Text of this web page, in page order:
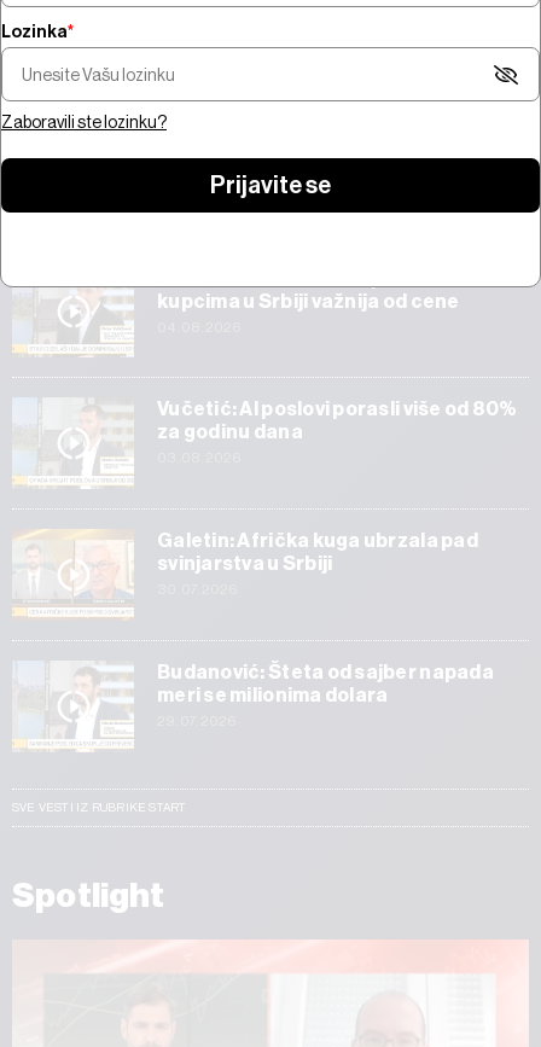
Pregled nedelje - pregovori na
prvi rezultati SpaceX-a
Šta pokreće
bitcoina od 100
jačanje zlata i AI
Start
kupcima u Srbiji važnija od cene
Vučetić: AI poslovi porasli više od 80%
za godinu dana
Galetin: Afrička kuga ubrzala pad
svinjarstva u Srbiji
Budanović: Šteta od sajber napada
meri se milionima dolara
SVE VESTI IZ RUBRIKE START
Spotlight
Lozinka*
Zaboravili ste lozinku?
Prijavite se